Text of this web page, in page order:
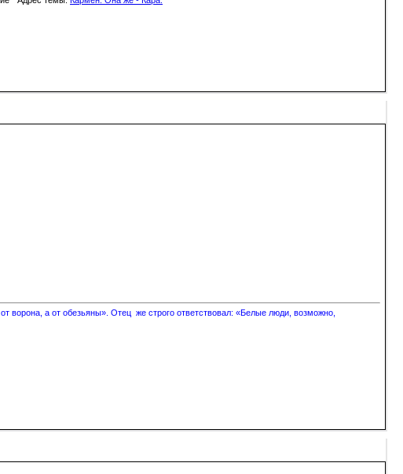
а от обезьяны». Отец же строго ответствовал: «Белые люди, возможно,